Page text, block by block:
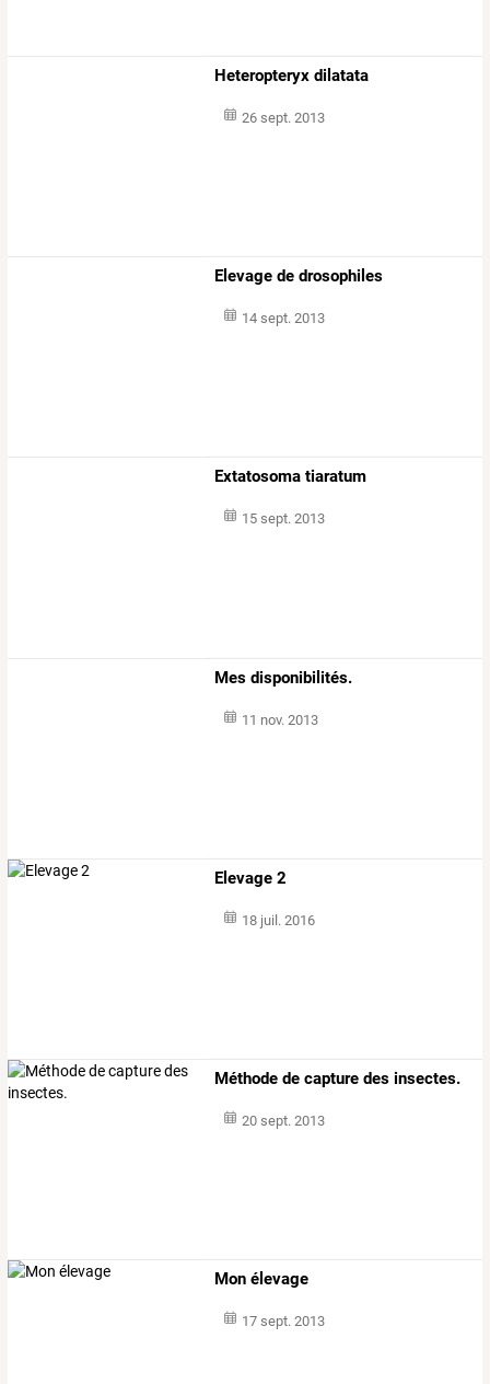
Heteropteryx dilatata
26 sept. 2013
Elevage de drosophiles
14 sept. 2013
Extatosoma tiaratum
15 sept. 2013
Mes disponibilités.
11 nov. 2013
Elevage 2
18 juil. 2016
Méthode de capture des insectes.
20 sept. 2013
Mon élevage
17 sept. 2013